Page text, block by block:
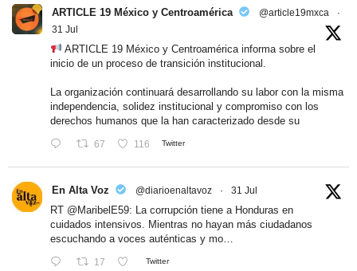
ARTICLE 19 México y Centroamérica @article19mxca
·
31 Jul
ARTICLE 19 México y Centroamérica informa sobre el
inicio de un proceso de transición institucional.
La organización continuará desarrollando su labor con la misma
independencia, solidez institucional y compromiso con los
derechos humanos que la han caracterizado desde su
67 116 Twitter
En Alta Voz @diarioenaltavoz · 31 Jul
RT @MaribelE59: La corrupción tiene a Honduras en
cuidados intensivos. Mientras no hayan más ciudadanos
escuchando a voces auténticas y mo…
17 Twitter